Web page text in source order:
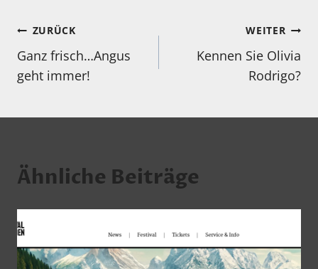
Beitragsnavigation
ZURÜCK
Ganz frisch…Angus
geht immer!
WEITER
Kennen Sie Olivia
Rodrigo?
Ähnliche Beiträge